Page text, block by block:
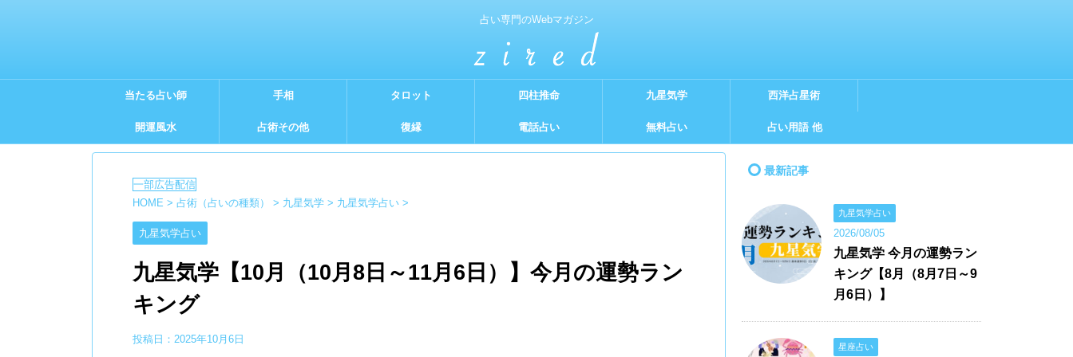
占い専門のWebマガジン
当たる占い師 手相 タロット 四柱推命 九星気学 西洋占星術
開運風水 占術その他 復縁 電話占い 無料占い 占い用語 他
HOME > 占術（占いの種類） > 九星気学 > 九星気学占い >
九星気学占い
九星気学【10月（10月8日～11月6日）】今月の運勢ラン
キング
投稿日： 2025年10月6日
最新記事
九星気学占い
2026/08/05
九星気学 今月の運勢ラン
キング【8月（8月7日～9
月6日）】
星座占い